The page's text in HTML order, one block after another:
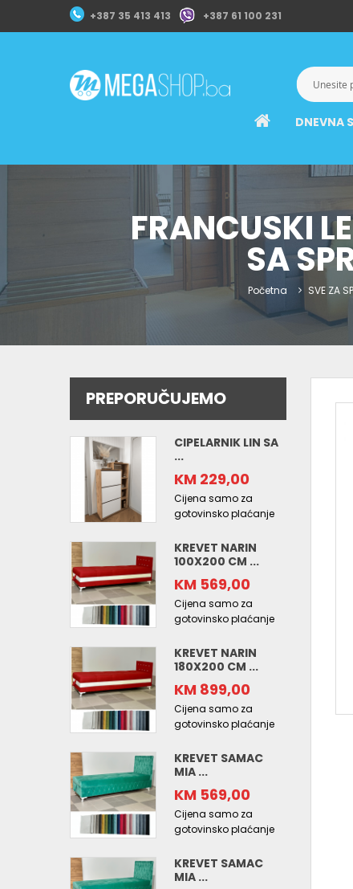
+387 35 413 413 +387 61 100 231
DNEVNA
FRANCUSKI
SA
Početna SVE ZA
PREPORUČUJEMO
CIPELARNIK LIN SA
...
KM 229,00
Cijena samo za
gotovinsko plaćanje
KREVET NARIN
100X200 CM ...
KM 569,00
Cijena samo za
gotovinsko plaćanje
KREVET NARIN
180X200 CM ...
KM 899,00
Cijena samo za
gotovinsko plaćanje
KREVET SAMAC
MIA ...
KM 569,00
Cijena samo za
gotovinsko plaćanje
KREVET SAMAC
MIA ...